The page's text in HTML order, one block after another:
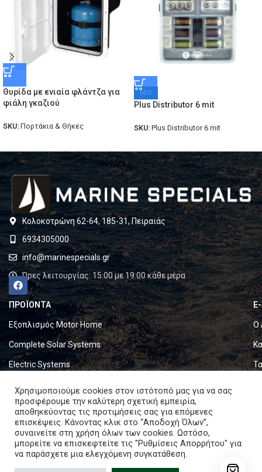
Θυρίδα με ενιαία φλάντζα για
φιάλη γκαζιού
SKU: Πορτάκια & Θήκες
ΝΕΟ
Plus Distributor 6 mit
SKU: Plus Distributor 6 mit
Κολοκοτρώνη 62-64, 185-31, Πειραιάς
6934305000
info@marinespecials.gr
Ώρες λειτουργίας: 15:00 με 19:00 κάθε μέρα
ΠΡΟΪΟΝΤΑ
Εξοπλισμός Motor Home
Complete Solar Systems
Electric Systems
Set & Fold Solar Panels
Marine Equipment
Ο
Copyright © 2024. All rights reserved.
Χρησιμοποιούμε cookies στον ιστότοπό μας για να σας
προσφέρουμε την καλύτερη σχετική εμπειρία,
αποθηκεύοντας τις προτιμήσεις σας για επόμενες
επισκέψεις. Κάνοντας κλικ στο “Αποδοχή Όλων”,
συναινείτε στη χρήση όλων των cookies. Ωστόσο,
μπορείτε να επισκεφτείτε τις "Ρυθμίσεις Απορρήτου" για
να παράσχετε μια ελεγχόμενη συγκατάθεση.